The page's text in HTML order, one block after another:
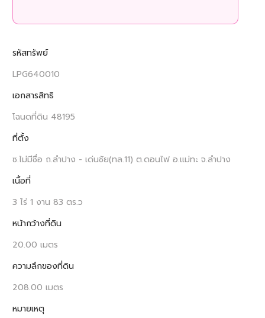
รหัสทรัพย์
LPG640010
เอกสารสิทธิ
โฉนดที่ดิน 48195
ที่ตั้ง
ซ.ไม่มีชื่อ ถ.ลำปาง - เด่นชัย(ทล.11) ต.ดอนไฟ อ.แม่ทะ จ.ลำปาง
เนื้อที่
3 ไร่ 1 งาน 83 ตร.ว
หน้ากว้างที่ดิน
20.00 เมตร
ความลึกของที่ดิน
208.00 เมตร
หมายเหตุ